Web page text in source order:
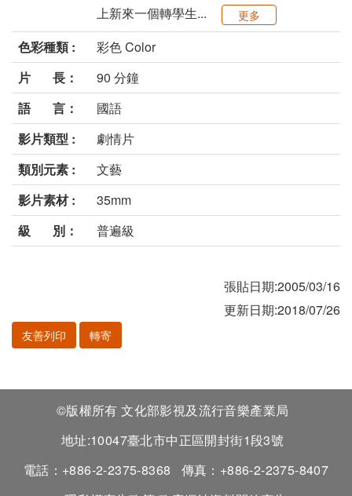
上新來一個轉學生...
更多
色彩種類 :
彩色 Color
片 長：
90 分鐘
語 言：
國語
影片類型 :
劇情片
類別元素 :
文藝
影片素材 :
35mm
級 別：
普遍級
張貼日期:2005/03/16
更新日期:2018/07/26
友善列印 轉寄
©版權所有 文化部影視及流行音樂產業局
地址:10047臺北市中正區開封街1段3號
電話：+886-2-2375-8368
傳真：+886-2-2375-8407